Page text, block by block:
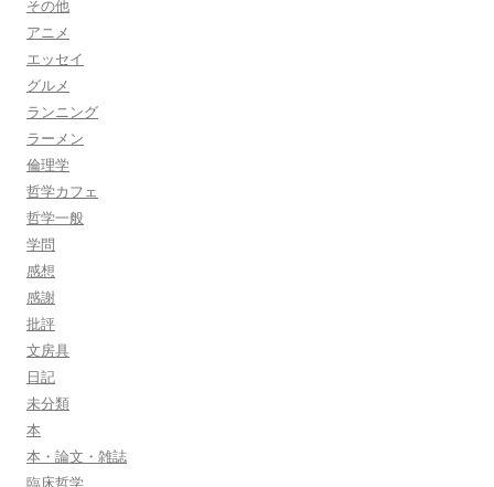
その他
アニメ
エッセイ
グルメ
ランニング
ラーメン
倫理学
哲学カフェ
哲学一般
学問
感想
感謝
批評
文房具
日記
未分類
本
本・論文・雑誌
臨床哲学